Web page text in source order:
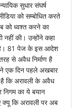
सुधार संघर्ष
को सम्बोधित करते
को ध्वश्त करने का
नहीं की। उन्होंने कहा
है। 81 पेज के इस आदेश
से अवैध निर्माण है
एक दिन पहले अखबार
है कि अरावली के अवैध
निगम का ये बयान
क्यू कि अरावली पर अब